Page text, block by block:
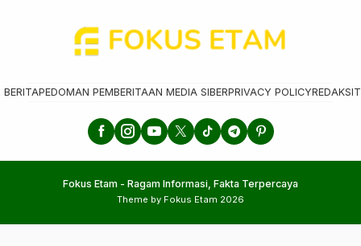
BERITAPEDOMAN PEMBERITAAN MEDIA SIBERPRIVACY POLICYREDAKSI
Fokus Etam - Ragam Informasi, Fakta Terpercaya
Theme by Fokus Etam 2026